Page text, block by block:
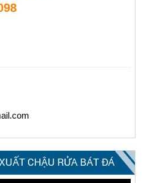
CHẬU RỬA BÁT ĐÁ